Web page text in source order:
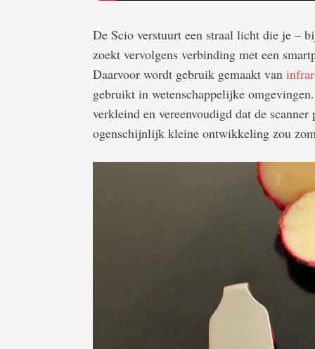
De Scio verstuurt een straal licht die je –
zoekt vervolgens verbinding met een
Daarvoor wordt gebruik gemaakt van
gebruikt in wetenschappelijke
verkleind en vereenvoudigd dat de
ogenschijnlijk kleine ontwikkeling zou